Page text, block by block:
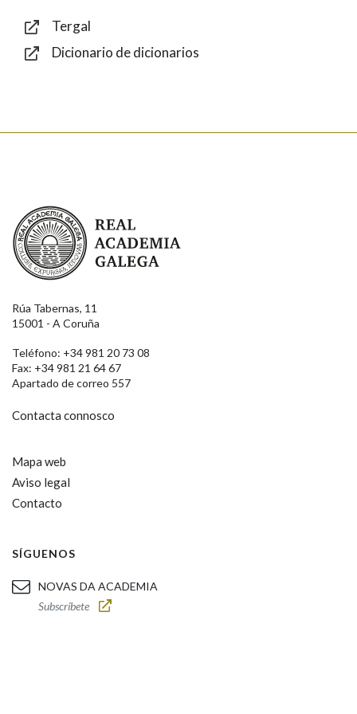
Tergal
Dicionario de dicionarios
Real Academia Galega
Rúa Tabernas, 11
15001 - A Coruña
Teléfono: +34 981 20 73 08
Fax: +34 981 21 64 67
Apartado de correo 557
Contacta connosco
Mapa web
Aviso legal
Contacto
SÍGUENOS
NOVAS DA ACADEMIA
Subscríbete